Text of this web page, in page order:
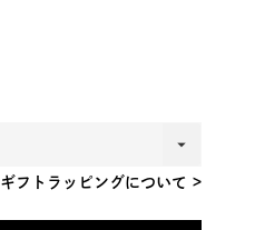
ギフトラッピングについて >